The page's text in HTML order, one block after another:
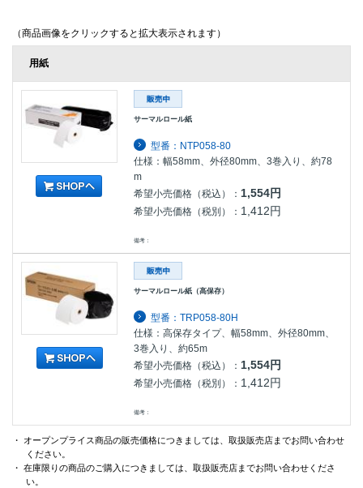
（商品画像をクリックすると拡大表示されます）
用紙
サーマルロール紙
型番：NTP058-80
仕様：幅58mm、外径80mm、3巻入り、約78
m
希望小売価格（税込）： 1,554円
希望小売価格（税別）： 1,412円
備考：
サーマルロール紙（高保存）
型番：TRP058-80H
仕様：高保存タイプ、幅58mm、外径80mm、
3巻入り、約65m
希望小売価格（税込）： 1,554円
希望小売価格（税別）： 1,412円
備考：
・ オープンプライス商品の販売価格につきましては、取扱販売店までお問い合わせ
ください。
・ 在庫限りの商品のご購入につきましては、取扱販売店までお問い合わせくださ
い。